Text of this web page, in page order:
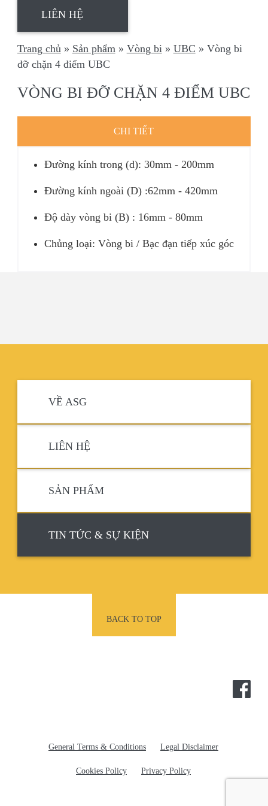
LIÊN HỆ
Trang chủ» Sản phẩm» Vòng bi» UBC » Vòng bi
đỡ chặn 4 điểm UBC
VÒNG BI ĐỠ CHẶN 4 ĐIỂM UBC
CHI TIẾT
Đường kính trong (d): 30mm - 200mm
Đường kính ngoài (D) :62mm - 420mm
Độ dày vòng bi (B) : 16mm - 80mm
Chủng loại: Vòng bi / Bạc đạn tiếp xúc góc
VỀ ASG
LIÊN HỆ
SẢN PHẨM
TIN TỨC & SỰ KIỆN
BACK TO TOP
POTECGeneral Terms & Conditions Legal Disclaimer
Cookies Policy Privacy Policy